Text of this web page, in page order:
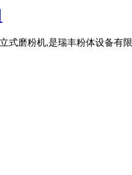
式磨粉机,是瑞丰粉体设备